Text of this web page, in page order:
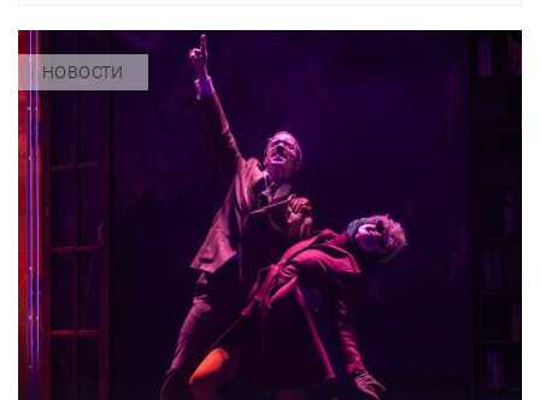
Сенте и Алины Чевик, а также новый
формат работы: теперь в театре будут
отдельные подразделения мюзикла
и оперетты с собственными
руководителями.
НОВОСТИ